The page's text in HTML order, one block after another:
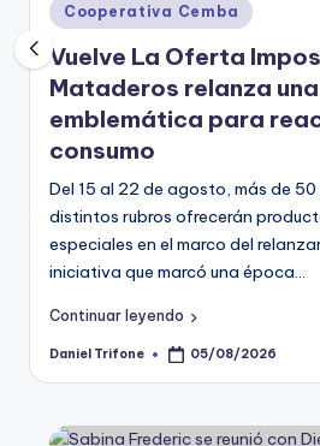
Posted
in
Cooperativa Cemba
Vuelve La Oferta
Mataderos relanza
emblemática para
consumo
Del 15 al 22 de agosto, más de
distintos rubros ofrecerán
especiales en el marco del
iniciativa que marcó una época…
Continuar leyendo
Posted
Daniel Trifone 05/08/2026